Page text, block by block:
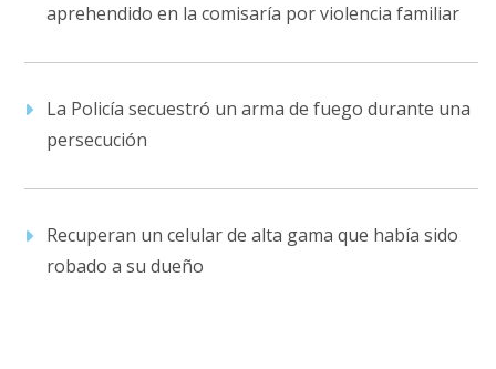
aprehendido en la comisaría por violencia familiar
La Policía secuestró un arma de fuego durante una
persecución
Recuperan un celular de alta gama que había sido
robado a su dueño